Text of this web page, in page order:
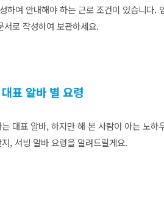
하여 안내해야 하는 근로 조건이 있습니다.
서로 작성하여 보관하세요.
표 알바 별 요령
대표 알바, 하지만 해 본 사람이 아는 노하
, 서빙 알바 요령을 알려드릴게요.